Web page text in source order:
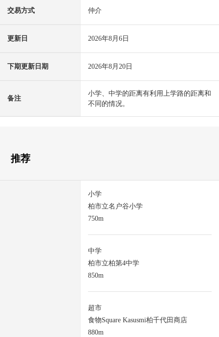
交易方式 仲介
更新日 2026年8月6日
下期更新日期 2026年8月20日
备注
小学、中学的距离有利用上学路的距离和
不同的情况。
推荐
小学
柏市立名户谷小学
750m
中学
柏市立柏第4中学
850m
超市
食物Square Kasusmi柏千代田商店
880m